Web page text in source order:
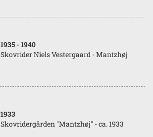
1935 - 1940
Skovrider Niels Vestergaard - Mantzhøj
1933
Skovridergården "Mantzhøj" - ca. 1933